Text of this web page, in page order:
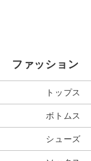
ファッション
トップス
ボトムス
シューズ